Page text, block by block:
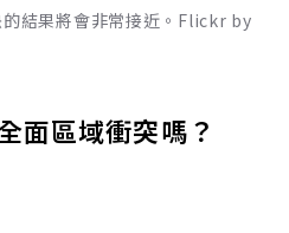
的結果將會非常接近。Flickr by
面區域衝突嗎？